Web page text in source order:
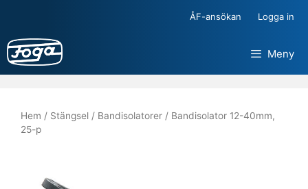
innehåll
ÅF-ansökan Logga in
Meny
Hem / Stängsel / Bandisolatorer / Bandisolator 12-40mm,
25-p